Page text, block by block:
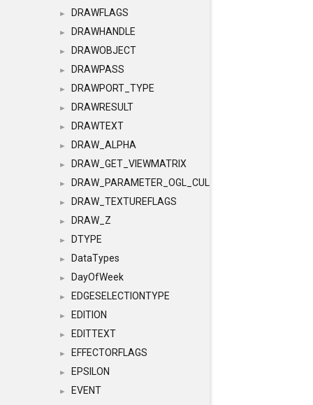
► DRAWFLAGS
► DRAWHANDLE
► DRAWOBJECT
► DRAWPASS
► DRAWPORT_TYPE
► DRAWRESULT
► DRAWTEXT
► DRAW_ALPHA
► DRAW_GET_VIEWMATRIX
► DRAW_PARAMETER_OGL_CULLING
► DRAW_TEXTUREFLAGS
► DRAW_Z
► DTYPE
► DataTypes
► DayOfWeek
► EDGESELECTIONTYPE
► EDITION
► EDITTEXT
► EFFECTORFLAGS
► EPSILON
►
EVENT